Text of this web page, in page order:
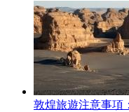
敦煌旅遊注意事項